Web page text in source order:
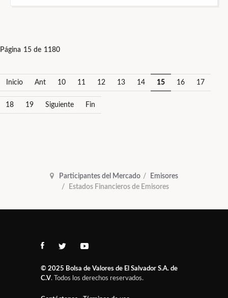
Página 15 de 1180
Inicio Ant 10 11 12 13 14 15 16 17
18 19 Siguiente Fin
Participantes del Mercado
Emisores
Estados Financieros de Emisores
© 2025 Bolsa de Valores de El Salvador S.A. de
C.V. Todos los derechos reservados.